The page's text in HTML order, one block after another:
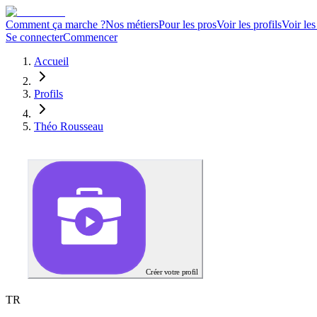
Comment ça marche ?Nos métiersPour les prosVoir les profilsVoir
Se connecterCommencer
Accueil
Profils
Théo Rousseau
Créer votre profil
TR